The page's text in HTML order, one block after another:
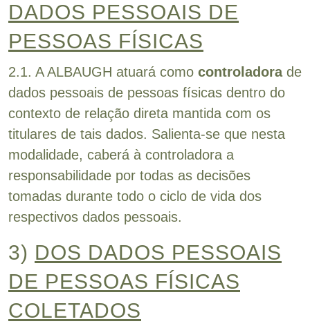
DADOS PESSOAIS DE
PESSOAS FÍSICAS
2.1. A ALBAUGH atuará como controladora de
dados pessoais de pessoas físicas dentro do
contexto de relação direta mantida com os
titulares de tais dados. Salienta-se que nesta
modalidade, caberá à controladora a
responsabilidade por todas as decisões
tomadas durante todo o ciclo de vida dos
respectivos dados pessoais.
3) DOS DADOS PESSOAIS
DE PESSOAS FÍSICAS
COLETADOS